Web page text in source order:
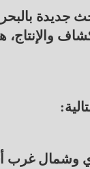
4 قطاعات
وشمال غرب